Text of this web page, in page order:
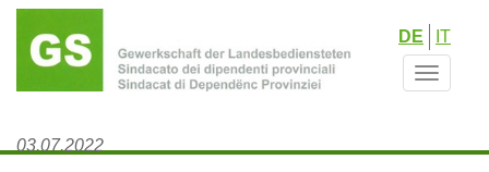
Direkt
zum
Inhalt
DE IT
Toggle
03.07.2022